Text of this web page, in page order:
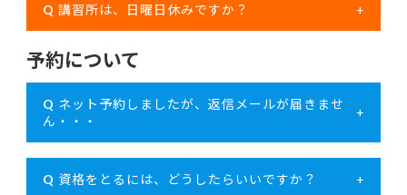
Q 講習所は、日曜日休みですか？ +
予約について
Q ネット予約しましたが、返信メールが届きませ
ん・・・
+
Q 資格をとるには、どうしたらいいですか？ +